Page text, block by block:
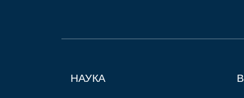
НАУКА